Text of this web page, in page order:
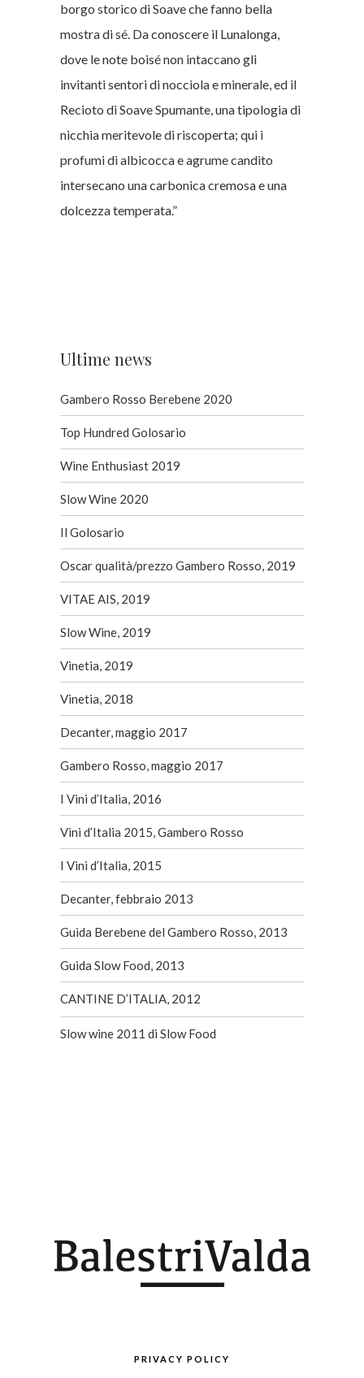
borgo storico di Soave che fanno bella
mostra di sé. Da conoscere il Lunalonga,
dove le note boisé non intaccano gli
invitanti sentori di nocciola e minerale, ed il
Recioto di Soave Spumante, una tipologia di
nicchia meritevole di riscoperta; qui i
profumi di albicocca e agrume candito
intersecano una carbonica cremosa e una
dolcezza temperata.”
Ultime news
Gambero Rosso Berebene 2020
Top Hundred Golosario
Wine Enthusiast 2019
Slow Wine 2020
Il Golosario
Oscar qualità/prezzo Gambero Rosso, 2019
VITAE AIS, 2019
Slow Wine, 2019
Vinetia, 2019
Vinetia, 2018
Decanter, maggio 2017
Gambero Rosso, maggio 2017
I Vini d’Italia, 2016
Vini d’Italia 2015, Gambero Rosso
I Vini d’Italia, 2015
Decanter, febbraio 2013
Guida Berebene del Gambero Rosso, 2013
Guida Slow Food, 2013
CANTINE D’ITALIA, 2012
Slow wine 2011 di Slow Food
PRIVACY POLICY